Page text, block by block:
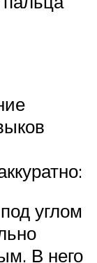
углом
В него